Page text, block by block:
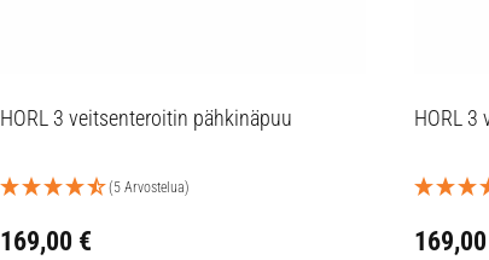
HORL 3 veitsenteroitin pähkinäpuu
(5 Arvostelua)
169,00 €
HORL 3
169,00